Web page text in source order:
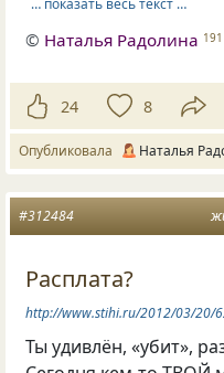
… показать весь текст …
© Наталья Радолина 191
24 8
Опубликовала Наталья
#312484
Расплата?
http://www.stihi.ru/2012/03/20/
Ты удивлён, «убит»,